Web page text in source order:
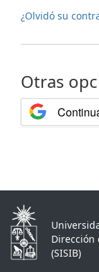
¿Olvidó su
Otras
Dirección
(SISIB)